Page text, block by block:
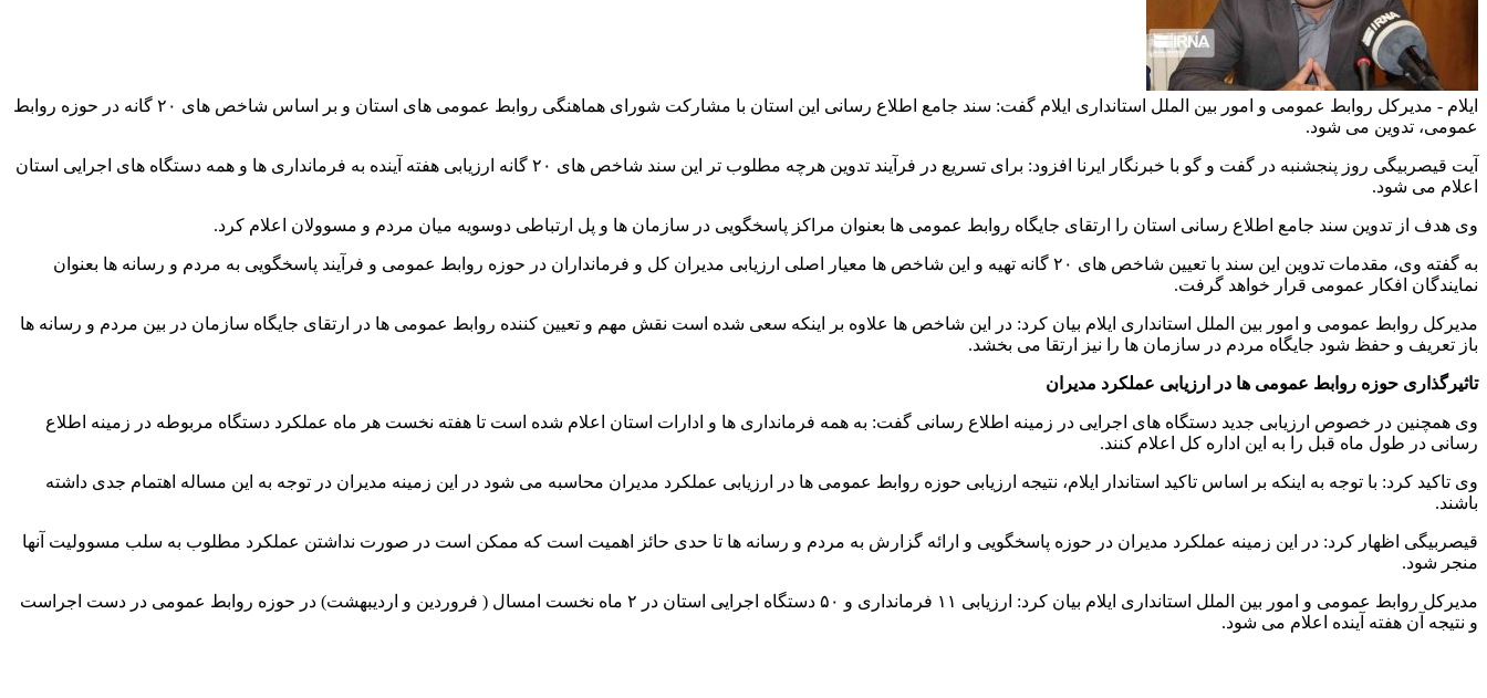
ایلام - مدیرکل روابط عمومی و امور بین الملل استانداری ایلام گفت: سند جامع اطلاع رسانی این استان با مشارکت شورای هماهنگی روابط عمومی های استان و بر اساس شاخص های ۲۰ گانه در حوزه روابط
عمومی، تدوین می شود.
آیت قیصربیگی روز پنجشنبه در گفت و گو با خبرنگار ایرنا افزود: برای تسریع در فرآیند تدوین هرچه مطلوب تر این سند شاخص های ۲۰ گانه ارزیابی هفته آینده به فرمانداری ها و همه دستگاه های اجرایی استان
اعلام می شود.
وی هدف از تدوین سند جامع اطلاع رسانی استان را ارتقای جایگاه روابط عمومی ها بعنوان مراکز پاسخگویی در سازمان ها و پل ارتباطی دوسویه میان مردم و مسوولان اعلام کرد.
به گفته وی، مقدمات تدوین این سند با تعیین شاخص های ۲۰ گانه تهیه و این شاخص ها معیار اصلی ارزیابی مدیران کل و فرمانداران در حوزه روابط عمومی و فرآیند پاسخگویی به مردم و رسانه ها بعنوان
نمایندگان افکار عمومی قرار خواهد گرفت.
مدیرکل روابط عمومی و امور بین الملل استانداری ایلام بیان کرد: در این شاخص ها علاوه بر اینکه سعی شده است نقش مهم و تعیین کننده روابط عمومی ها در ارتقای جایگاه سازمان در بین مردم و رسانه ها
باز تعریف و حفظ شود جایگاه مردم در سازمان ها را نیز ارتقا می بخشد.
تاثیرگذاری حوزه روابط عمومی ها در ارزیابی عملکرد مدیران
وی همچنین در خصوص ارزیابی جدید دستگاه های اجرایی در زمینه اطلاع رسانی گفت: به همه فرمانداری ها و ادارات استان اعلام شده است تا هفته نخست هر ماه عملکرد دستگاه مربوطه در زمینه اطلاع
رسانی در طول ماه قبل را به این اداره کل اعلام‌ کنند.
وی تاکید کرد: با توجه به اینکه بر اساس تاکید استاندار ایلام، نتیجه ارزیابی حوزه روابط عمومی ها در ارزیابی عملکرد مدیران محاسبه می شود در این زمینه مدیران در توجه به این مساله اهتمام جدی داشته
باشند.
قیصربیگی اظهار کرد: در این زمینه عملکرد مدیران در حوزه پاسخگویی و ارائه گزارش به مردم و رسانه ها تا حدی حائز اهمیت است که ممکن است در صورت نداشتن عملکرد مطلوب به سلب مسوولیت آنها
منجر شود.
مدیرکل روابط عمومی و امور بین الملل استانداری ایلام بیان کرد: ارزیابی ۱۱ فرمانداری و ۵۰ دستگاه اجرایی استان در ۲ ماه نخست امسال ( فروردین و اردیبهشت) در حوزه روابط عمومی در دست اجراست
و نتیجه آن هفته آینده اعلام می شود.